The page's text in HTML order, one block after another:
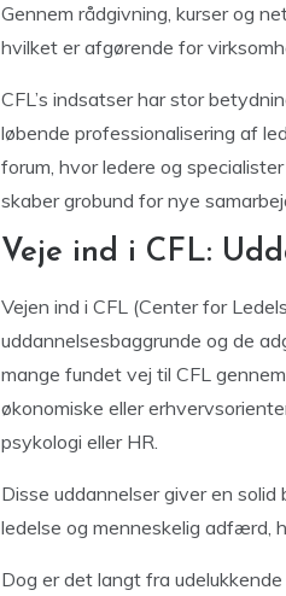
Gennem rådgivning, kurser og
hvilket er afgørende for
CFL’s indsatser har stor
løbende professionalisering af
forum, hvor ledere og
skaber grobund for nye
Veje ind i CFL:
Vejen ind i CFL (Center for
uddannelsesbaggrunde og de
mange fundet vej til CFL
økonomiske eller
psykologi eller HR.
Disse uddannelser giver en
ledelse og menneskelig adfærd,
Dog er det langt fra